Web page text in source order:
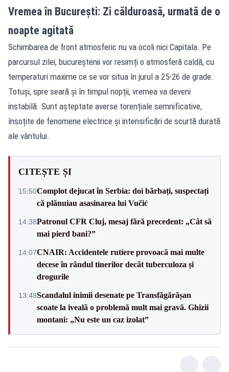
Vremea în București: Zi călduroasă, urmată de o
noapte agitată
Schimbarea de front atmosferic nu va ocoli nici Capitala. Pe
parcursul zilei, bucureștenii vor resimți o atmosferă caldă, cu
temperaturi maxime ce se vor situa în jurul a 25-26 de grade.
Totuși, spre seară și în timpul nopții, vremea va deveni
instabilă. Sunt așteptate averse torențiale semnificative,
însoțite de fenomene electrice și intensificări de scurtă durată
ale vântului.
CITEȘTE ȘI
15:50Complot dejucat în Serbia: doi bărbați, suspectați
că plănuiau asasinarea lui Vučić
14:38Patronul CFR Cluj, mesaj fără precedent: „Cât să
mai pierd bani?”
14:07CNAIR: Accidentele rutiere provoacă mai multe
decese în rândul tinerilor decât tuberculoza și
drogurile
13:48Scandalul inimii desenate pe Transfăgărășan
scoate la iveală o problemă mult mai gravă. Ghizii
montani: „Nu este un caz izolat”